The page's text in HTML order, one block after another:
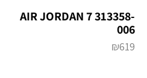
AIR‌ JORDAN 7 313358-
006
₪619